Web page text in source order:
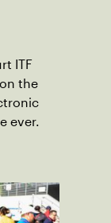
ITF
the
ever.